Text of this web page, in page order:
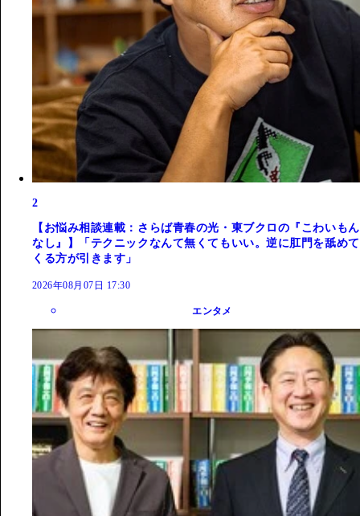
2
【お悩み相談連載：さらば青春の光・東ブクロの『こわいもん
なし』】「テクニックなんて無くてもいい。逆に肛門を舐めて
くる方が引きます」
2026年08月07日 17:30
エンタメ